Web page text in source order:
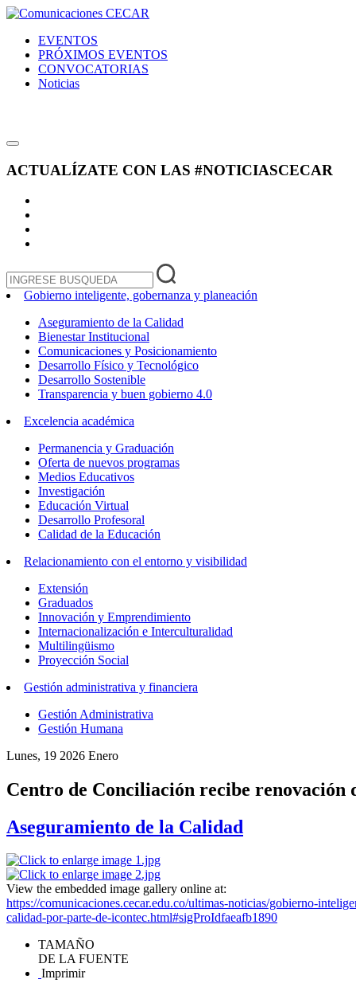
EVENTOS
PRÓXIMOS EVENTOS
CONVOCATORIAS
Noticias
ACTUALÍZATE CON LAS #NOTICIASCECAR
Gobierno inteligente, gobernanza y planeación
Aseguramiento de la Calidad
Bienestar Institucional
Comunicaciones y Posicionamiento
Desarrollo Físico y Tecnológico
Desarrollo Sostenible
Transparencia y buen gobierno 4.0
Excelencia académica
Permanencia y Graduación
Oferta de nuevos programas
Medios Educativos
Investigación
Educación Virtual
Desarrollo Profesoral
Calidad de la Educación
Relacionamiento con el entorno y visibilidad
Extensión
Graduados
Innovación y Emprendimiento
Internacionalización e Interculturalidad
Multilingüismo
Proyección Social
Gestión administrativa y financiera
Gestión Administrativa
Gestión Humana
Lunes, 19 2026 Enero
Centro de Conciliación recibe
Aseguramiento de la Calidad
View the embedded image gallery online at:
https://comunicaciones.cecar.edu.co/ultimas-noticias/gobierno-
calidad-por-parte-de-icontec.html#sigProIdfaeafb1890
TAMAÑO
DE LA FUENTE
Imprimir